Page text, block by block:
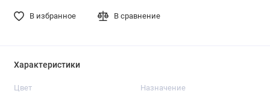
В избранное В сравнение
Характеристики
Цвет Назначение